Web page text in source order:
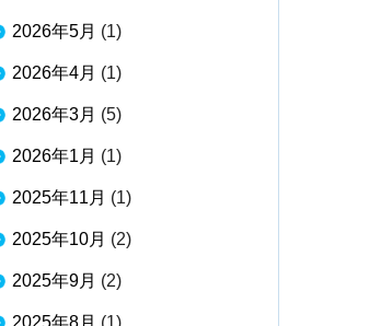
2026年5月 (1)
2026年4月 (1)
2026年3月 (5)
2026年1月 (1)
2025年11月 (1)
2025年10月 (2)
2025年9月 (2)
2025年8月 (1)